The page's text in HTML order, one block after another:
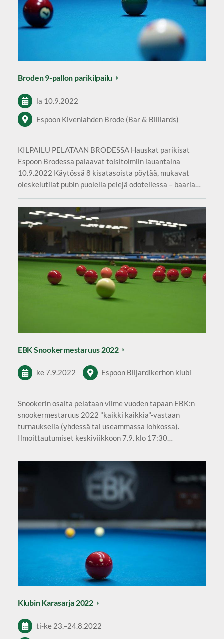
Broden 9-pallon parikilpailu
la 10.9.2022
Espoon Kivenlahden Brode (Bar & Billiards)
KILPAILU PELATAAN BRODESSA Hauskat parikisat
Espoon Brodessa palaavat toisitoimiin lauantaina
10.9.2022 Käytössä 8 kisatasoista pöytää, mukavat
oleskelutilat pubin puolella pelejä odotellessa – baaria…
EBK Snookermestaruus 2022
ke 7.9.2022 Espoon Biljardikerhon klubi
Snookerin osalta pelataan viime vuoden tapaan EBK:n
snookermestaruus 2022 "kaikki kaikkia"-vastaan
turnauksella (yhdessä tai useammassa lohkossa).
Ilmoittautumiset keskiviikkoon 7.9. klo 17:30…
Klubin Karasarja 2022
ti-ke 23.–24.8.2022